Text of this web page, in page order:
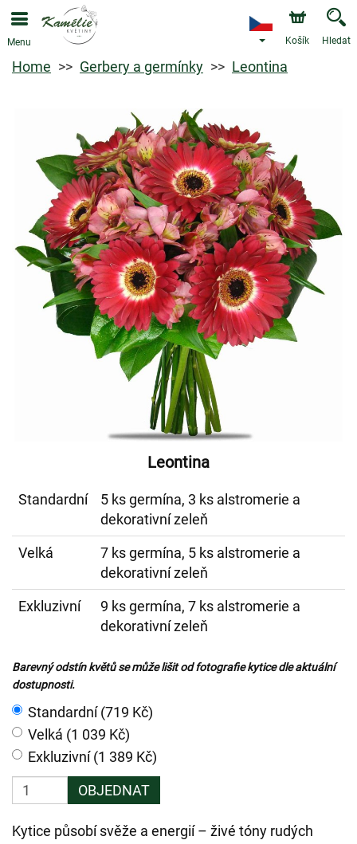
Menu Košík Hledat
Home Gerbery a germínky Leontina
Leontina
Standardní
5 ks germína, 3 ks alstromerie a
dekorativní zeleň
Velká
7 ks germína, 5 ks alstromerie a
dekorativní zeleň
Exkluzivní
9 ks germína, 7 ks alstromerie a
dekorativní zeleň
Barevný odstín květů se může lišit od fotografie kytice dle aktuální
dostupnosti.
Standardní (719 Kč)
Velká (1 039 Kč)
Exkluzivní (1 389 Kč)
OBJEDNAT
Kytice působí svěže a energií – živé tóny rudých